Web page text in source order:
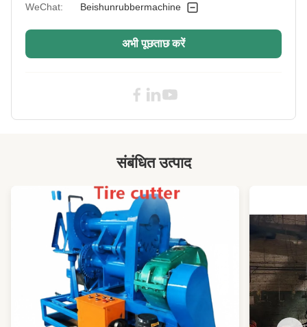
Main Motor Power:7.5kw x 2
Customized
समर्थन अनुकूलन
XLB-550X550
Power Supply: अनुकूलन
Electric Parts: चंट, श्नाइडर, सीमेंस आदि
Heating Way: विद्युत, तापीय तेल या भाप
Heating Mode: बिजली की हीटिंग
Radiator Rubber Hose Connector Making
Machine
,5.5kw Rubber Vulcanizing Machine,
1MN Clamping Force Rubber Vulcanizing
Machine
WeChat:
Beishunrubbermachine
अभी पूछताछ करें
संबंधित उत्पाद